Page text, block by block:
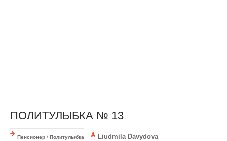
ПОЛИТУЛЫБКА № 13
Пенсионер / Политулыбка Liudmila Davydova